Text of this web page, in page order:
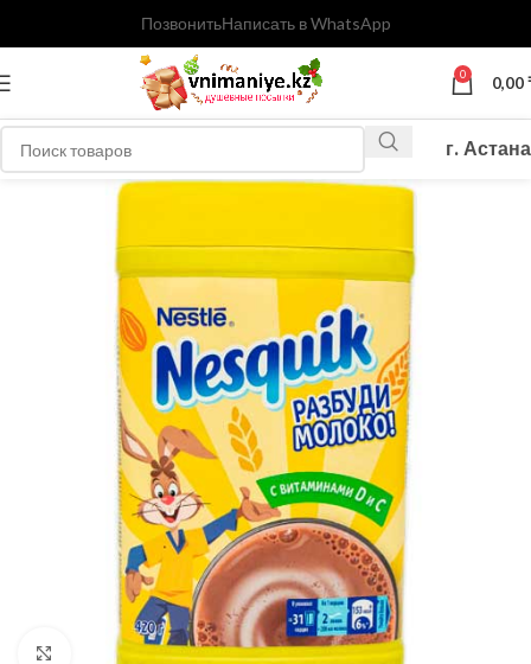
ПозвонитьНаписать в WhatsApp
0 0,00
г. Астана
Нажмите, чтобы увеличить